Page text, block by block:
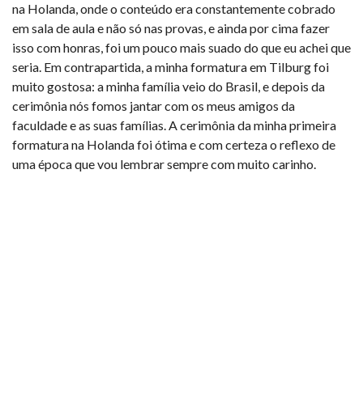
na Holanda, onde o conteúdo era constantemente cobrado
em sala de aula e não só nas provas, e ainda por cima fazer
isso com honras, foi um pouco mais suado do que eu achei que
seria. Em contrapartida, a minha formatura em Tilburg foi
muito gostosa: a minha família veio do Brasil, e depois da
cerimônia nós fomos jantar com os meus amigos da
faculdade e as suas famílias. A cerimônia da minha primeira
formatura na Holanda foi ótima e com certeza o reflexo de
uma época que vou lembrar sempre com muito carinho.